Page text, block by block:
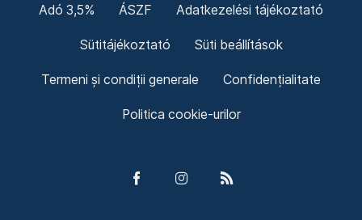
Adó 3,5% ÁSZF Adatkezelési tájékoztató
Sütitájékoztató Süti beállítások
Termeni și condiții generale Confidențialitate
Politica cookie-urilor